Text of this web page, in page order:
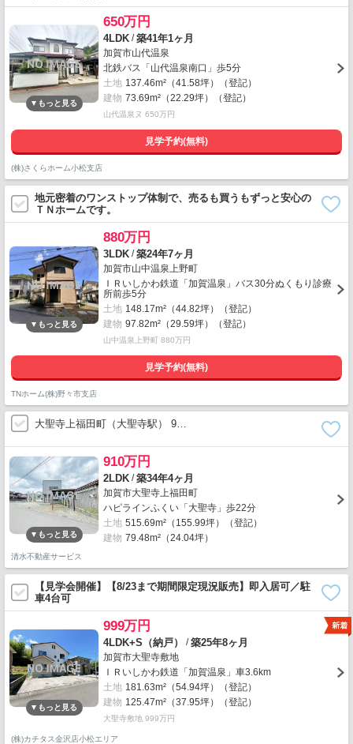
650万円
4LDK /築41年1ヶ月
加賀市山代温泉
北鉄バス「山代温泉南口」歩5分
土地 137.46m²（41.58坪）（登記）
建物 73.69m²（22.29坪）（登記）
山代温泉ヌ 650万円
見学予約(無料)
(株)さくらホーム小松支店
地元密着のワンストップ体制で、売るも買うもずっと安心の
ＴＮホームです。
880万円
3LDK /築24年7ヶ月
加賀市山中温泉上野町
ＩＲいしかわ鉄道「加賀温泉」バス30分ぬくもり診療
所前歩5分
土地 148.17m²（44.82坪）（登記）
建物 97.82m²（29.59坪）（登記）
山中温泉上野町 880万円
見学予約(無料)
TNホーム(株)野々市支店
大聖寺上福田町（大聖寺駅） 9…
910万円
2LDK /築34年4ヶ月
加賀市大聖寺上福田町
ハピラインふくい「大聖寺」歩22分
土地 515.69m²（155.99坪）（登記）
建物 79.48m²（24.04坪）
清水不動産サービス
【見学会開催】【8/23まで期間限定現況販売】即入居可／駐
車4台可
999万円
4LDK+S（納戸） /築25年8ヶ月
加賀市大聖寺敷地
ＩＲいしかわ鉄道「加賀温泉」車3.6km
土地 181.63m²（54.94坪）（登記）
建物 125.47m²（37.95坪）（登記）
大聖寺敷地 999万円
(株)カチタス金沢店小松エリア